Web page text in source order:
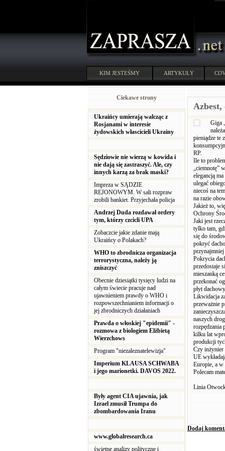
KIM JESTEŚMY ARTYKUŁY
Ciekawe strony
Ukraińcy umierają walcząc z
Rosjanami w interesie
żydowskich włascicieli Ukrainy
Sędziowie nie wierzą w kowida i
nie dają się zastraszyć. Ale, czy
innych karzą za brak maski?
Impreza w SĄDZIE
REJONOWYM. W sali rozpraw
zrobili bankiet. Przyjechała policja
Andrzej Duda rozdawał ordery
tym, którzy czcicli UPA
Zobaczcie jakie zdanie mają
Ukraińcy o Polakach?
WHO to zbrodnicza organizacja
terrorystyczna, należy ją
zniszczyć
Obecnie dziesiątki tysięcy ludzi na
całym świecie pracuje nad
ujawnieniem prawdy o WHO i
rozpowszechnianiem informacji o
jej zbrodniczych działaniach
Prawda o włoskiej "epidemii" -
rozmowa z biologiem Elżbietą
Wierzchows
Program "niezaleznatelewizja"
Imperium KLAUSA SCHWABA
i jego marionetki. DAVOS 2022.
Były agent CIA ujawnia, jak
Izrael zmusił Trumpa do
zbombardowania Iranu
www.globalresearch.ca
świetne analizy polityczne i
Giga
pieniądze te
RP.
Ile to
„ciemnotę”
elegancją
ulegać
niecoś na
na razie
Jakież to,
Ochrony
Jaki jest
tylko tam,
się do
pokryć
przynajmniej
Pokrycia
przedostaje
mieszanką
przekonać
płyt
Likwidacja
przeważnie
naszych
rozpędzania
kilku lat
produkcji
Czy inżynier
UE
Europie, a w
Polecam
Linia
Dodaj